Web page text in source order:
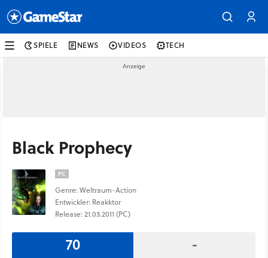
SPIELE NEWS VIDEOS TECH
Black Prophecy
PC
Genre: Weltraum-Action
Entwickler: Reakktor
Release: 21.03.2011 (PC)
70 -